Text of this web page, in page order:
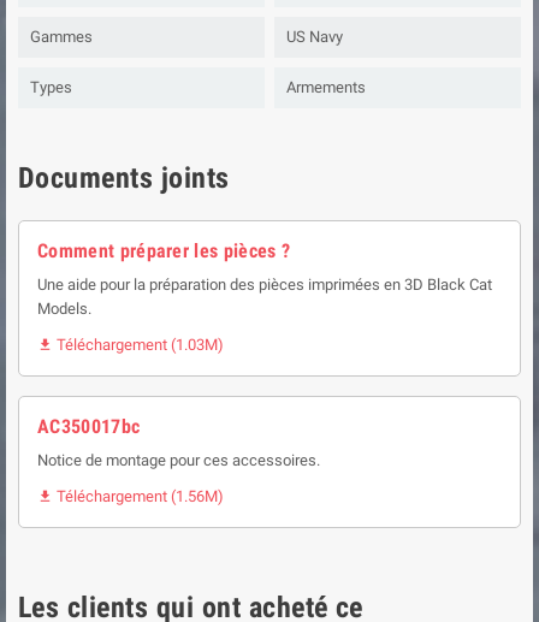
Gammes US Navy
Types Armements
Documents joints
Comment préparer les pièces ?
Une aide pour la préparation des pièces imprimées en 3D Black Cat
Models.
 Téléchargement (1.03M)
AC350017bc
Notice de montage pour ces accessoires.
 Téléchargement (1.56M)
Les clients qui ont acheté ce